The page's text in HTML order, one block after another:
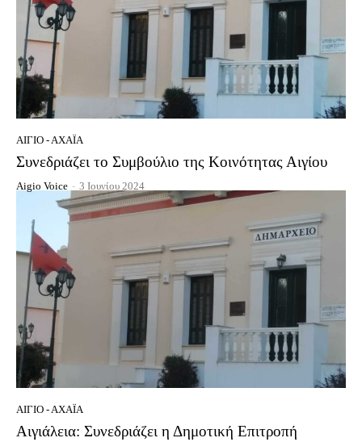
ΑΊΓΙΟ - ΑΧΑΪ́Α
Συνεδριάζει το Συμβούλιο της Κοινότητας Αιγίου
Aigio Voice - 3 Ιουνίου 2024
ΑΊΓΙΟ - ΑΧΑΪ́Α
Αιγιάλεια: Συνεδριάζει η Δημοτική Επιτροπή